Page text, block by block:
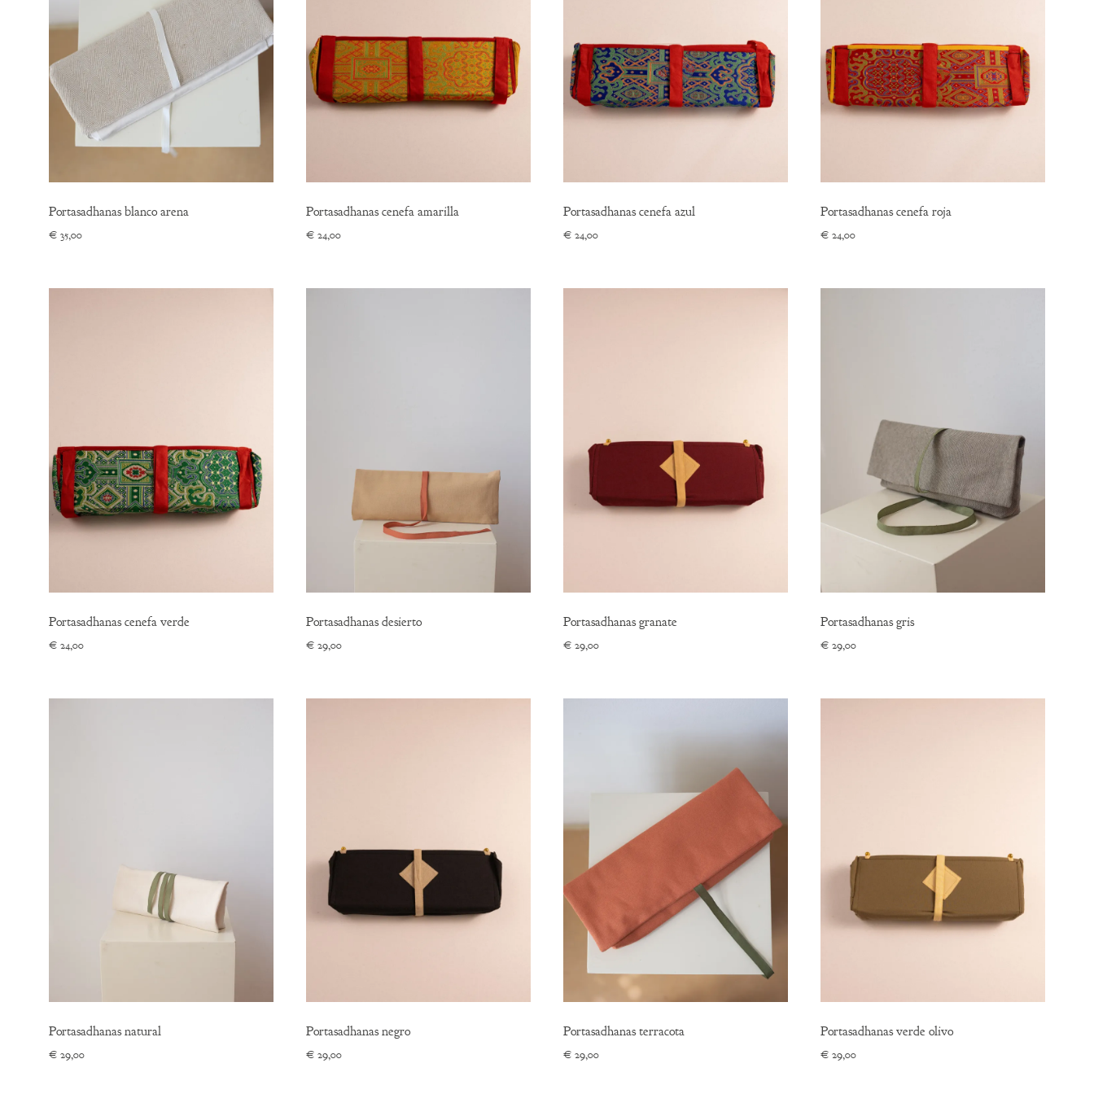
Portasadhanas blanco arena
€ 35,00
Portasadhanas cenefa amarilla
€ 24,00
Portasadhanas cenefa azul
€ 24,00
Portasadhanas cenefa roja
€ 24,00
Portasadhanas cenefa verde
€ 24,00
Portasadhanas desierto
€ 29,00
Portasadhanas granate
€ 29,00
Portasadhanas gris
€ 29,00
Portasadhanas natural
€ 29,00
Portasadhanas negro
€ 29,00
Portasadhanas terracota
€ 29,00
Portasadhanas verde olivo
€ 29,00